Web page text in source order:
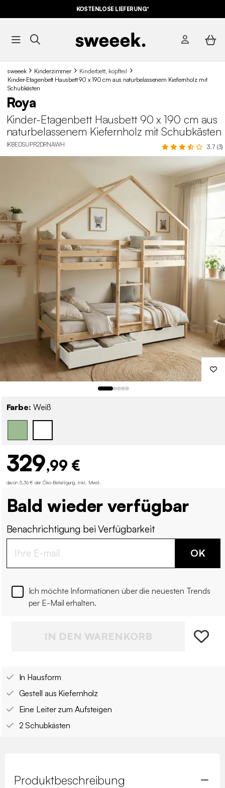
KOSTENLOSE LIEFERUNG*
sweeek Kinderzimmer
Kinderbett, kopfteil
Kinder-Etagenbett Hausbett 90 x 190 cm aus naturbelassenem Kiefernholz mit
Schubkästen
Roya
Kinder-Etagenbett Hausbett 90 x 190 cm aus
naturbelassenem Kiefernholz mit Schubkästen
IKBEDSUPR2DRNAWH 3.7 (3)
Farbe: Weiß
329,99 €
davon 5,36 € der Öko-Beteiligung inkl. Mwst.
Bald wieder verfügbar
Benachrichtigung bei Verfügbarkeit
OK
Ich möchte Informationen über die neuesten Trends
per E-Mail erhalten.
IN DEN WARENKORB
In Hausform
Gestell aus Kiefernholz
Eine Leiter zum Aufsteigen
2 Schubkästen
Produktbeschreibung